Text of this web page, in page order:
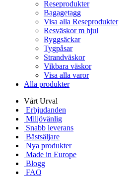
Reseprodukter
Bagagetagg
Visa alla Reseprodukter
Resväskor m hjul
Ryggsäckar
Tygpåsar
Strandväskor
Vikbara väskor
Visa alla varor
Alla produkter
Vårt Urval
Erbjudanden
Miljövänlig
Snabb leverans
Bästsäljare
Nya produkter
Made in Europe
Blogg
FAQ